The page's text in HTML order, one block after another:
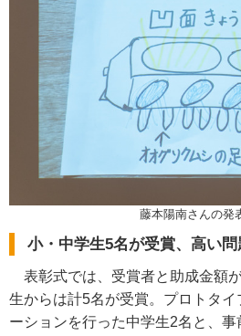
藤本陽南さんの発
小・中学生5名が受賞、高い
表彰式では、受賞者と助成金額
生からは計5名が受賞。プロトタ
ーションを行った中学生2名と、